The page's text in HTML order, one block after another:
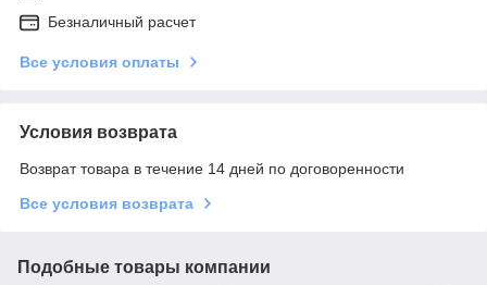
Безналичный расчет
Все условия оплаты
Условия возврата
Возврат товара в течение 14 дней по договоренности
Все условия возврата
Подобные товары компании